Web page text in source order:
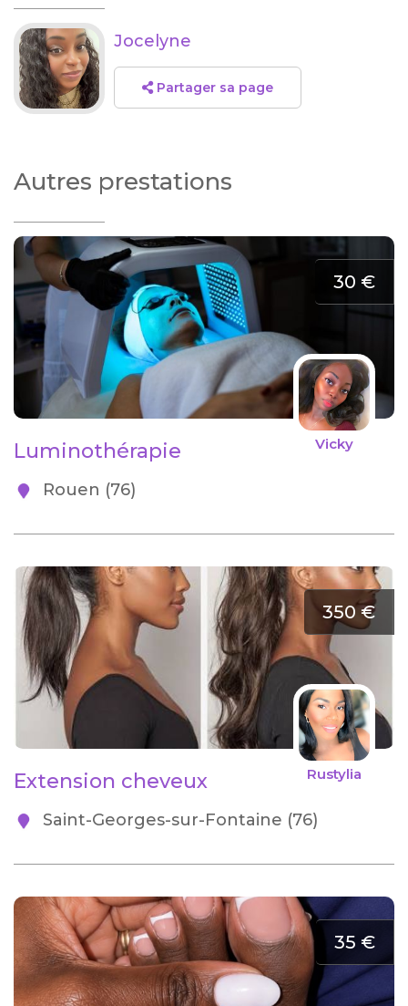
Jocelyne
Partager sa page
Autres prestations
30 €
Vicky
Luminothérapie
Rouen (76)
350 €
Rustylia
Extension cheveux
Saint-Georges-sur-Fontaine (76)
35 €